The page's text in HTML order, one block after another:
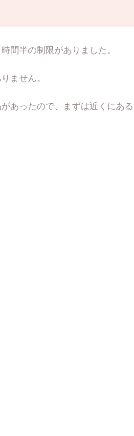
間半の制限がありました。
ません。
あったので、まずは近くにあ